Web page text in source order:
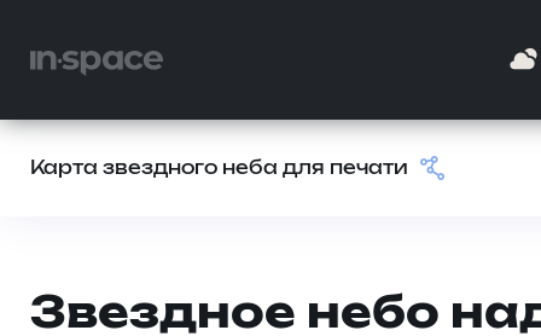
Карта звездного неба для печати
Звездное небо